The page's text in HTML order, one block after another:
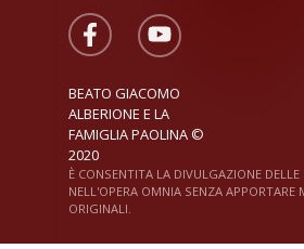
BEATO GIACOMO
ALBERIONE E LA
FAMIGLIA PAOLINA ©
2020
È CONSENTITA LA DIVULGAZIONE DELLE
NELL'OPERA OMNIA SENZA APPORTARE
ORIGINALI.